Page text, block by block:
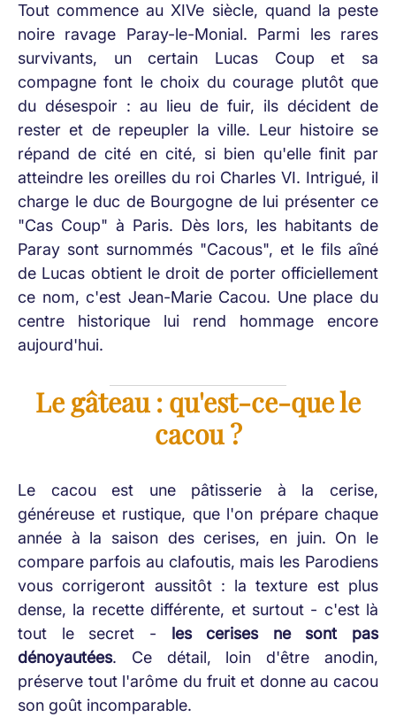
Tout commence au XIVe siècle, quand la peste
noire ravage Paray-le-Monial. Parmi les rares
survivants, un certain Lucas Coup et sa
compagne font le choix du courage plutôt que
du désespoir : au lieu de fuir, ils décident de
rester et de repeupler la ville. Leur histoire se
répand de cité en cité, si bien qu'elle finit par
atteindre les oreilles du roi Charles VI. Intrigué, il
charge le duc de Bourgogne de lui présenter ce
"Cas Coup" à Paris. Dès lors, les habitants de
Paray sont surnommés "Cacous", et le fils aîné
de Lucas obtient le droit de porter officiellement
ce nom, c'est Jean-Marie Cacou. Une place du
centre historique lui rend hommage encore
aujourd'hui.
Le gâteau : qu'est-ce-que le
cacou ?
Le cacou est une pâtisserie à la cerise,
généreuse et rustique, que l'on prépare chaque
année à la saison des cerises, en juin. On le
compare parfois au clafoutis, mais les Parodiens
vous corrigeront aussitôt : la texture est plus
dense, la recette différente, et surtout - c'est là
tout le secret - les cerises ne sont pas
dénoyautées. Ce détail, loin d'être anodin,
préserve tout l'arôme du fruit et donne au cacou
son goût incomparable.